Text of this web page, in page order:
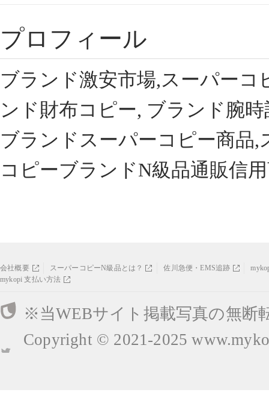
プロフィール
ブランド激安市場,スーパー
ンド財布コピー, ブランド腕
ブランドスーパーコピー商品
コピーブランドN級品通販信
会社概要 スーパーコピーN級品とは？ 佐川急便・EMS追跡
mykopi 支払い方法
※当WEBサイト掲載写真の無断
Copyright © 2021-2025